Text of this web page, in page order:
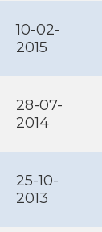
10-02-
2015
28-07-
2014
25-10-
2013